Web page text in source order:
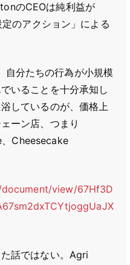
のCEOは純利益が
のアクション」による
分たちの行為が小規模
いることを十分承知し
しているのが、価格上
ーン店、つまり
、Cheesecake
view/67Hf3D
話ではない。Agri